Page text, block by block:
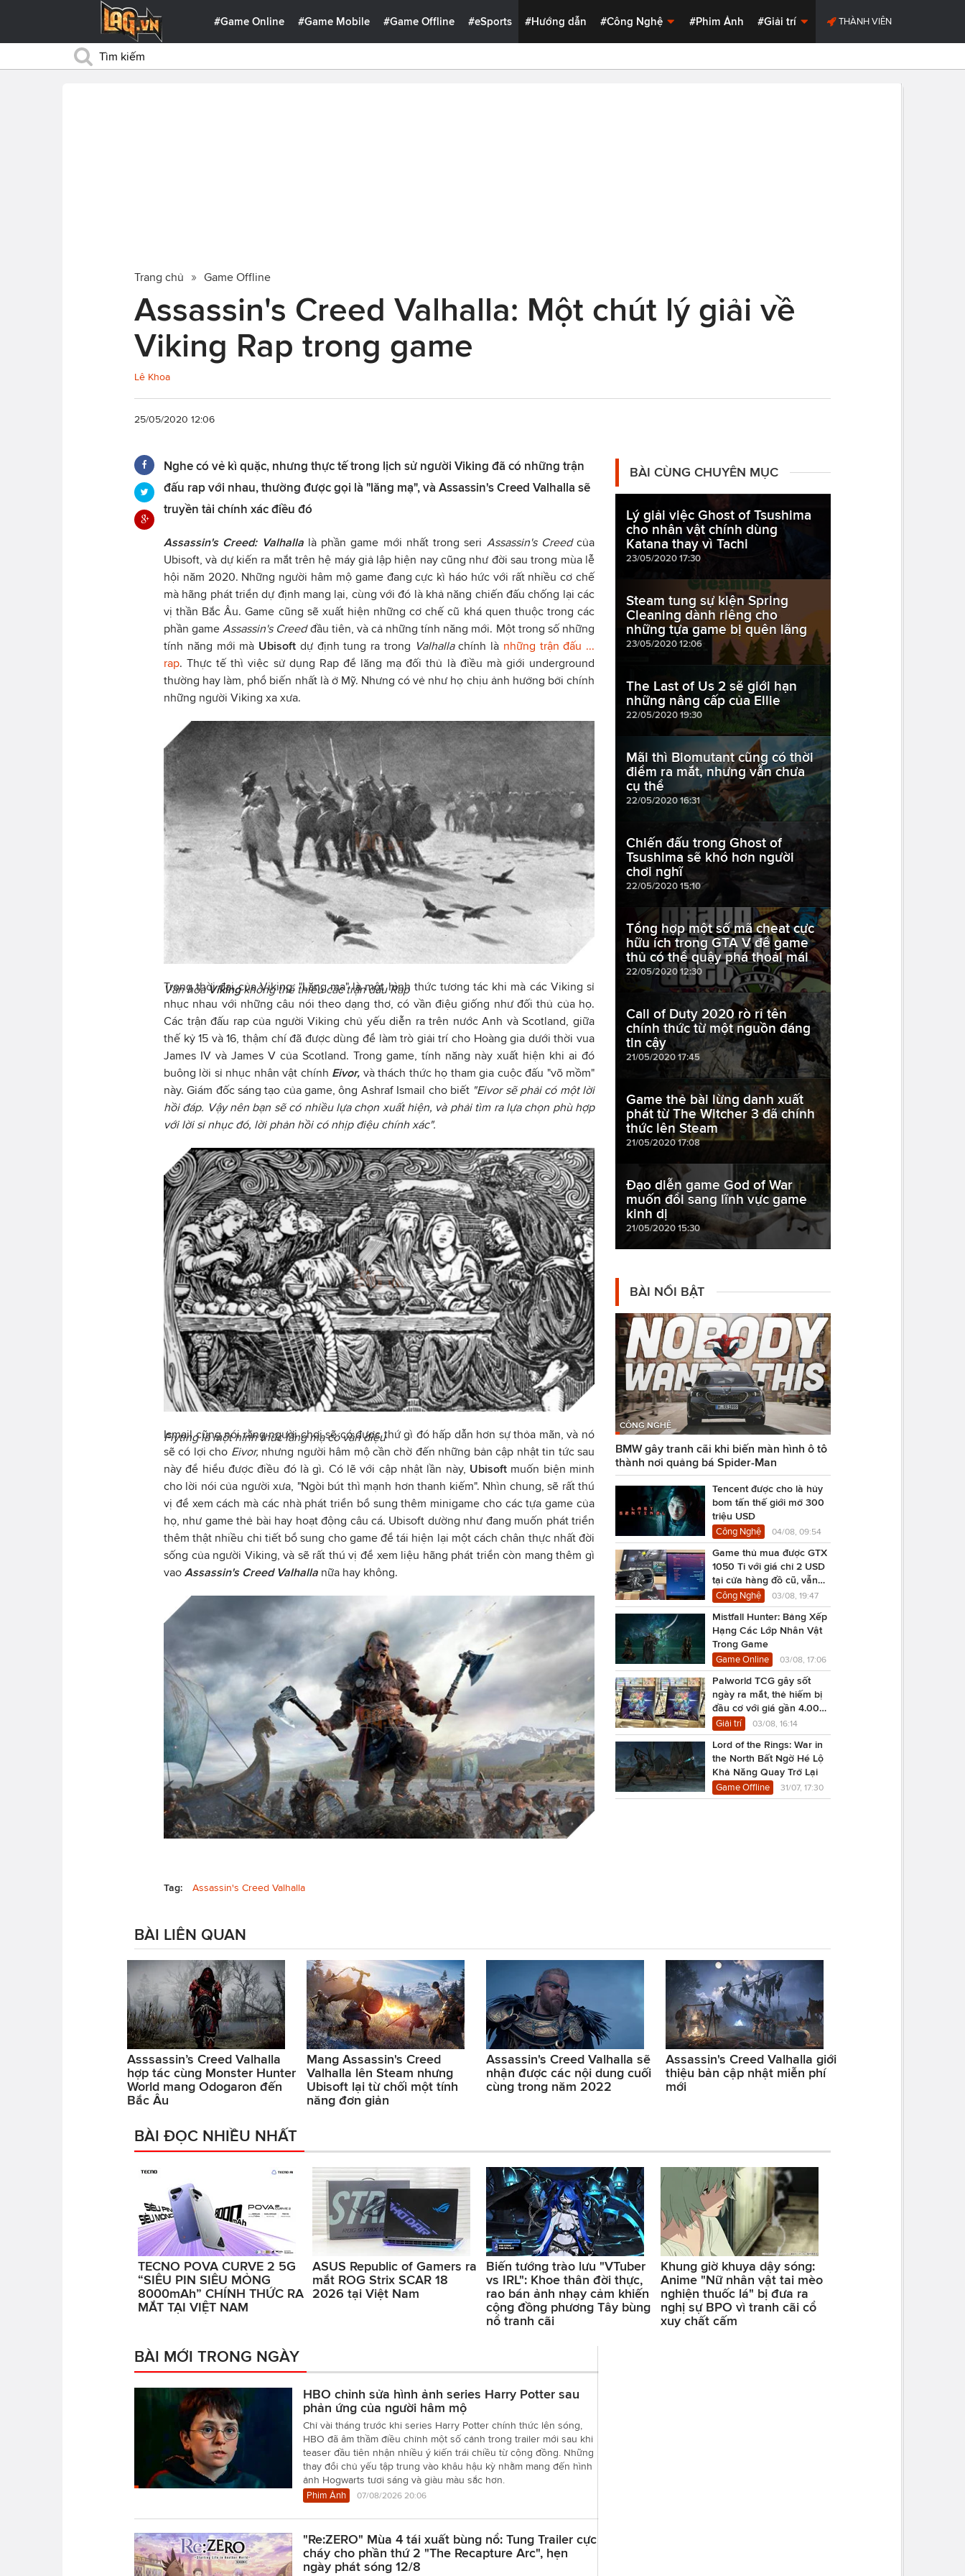
#Game Online #Game Mobile #Game Offline #eSports #Hướng dẫn #Công Nghệ #Phim Ảnh #Giải trí THÀNH VIÊN
Trang chủ Game Offline
Assassin's Creed Valhalla: Một chút lý giải về
Viking Rap trong game
Lê Khoa
25/05/2020 12:06
Nghe có vẻ kì quặc, nhưng thực tế trong lịch sử người Viking đã có những trận
đấu rap với nhau, thường được gọi là "lăng mạ", và Assassin's Creed Valhalla sẽ
truyền tải chính xác điều đó
Assassin's Creed: Valhalla là phần game mới nhất trong seri Assassin's Creed của
Ubisoft, và dự kiến ra mắt trên hệ máy giả lập hiện nay cũng như đời sau trong mùa lễ
hội năm 2020. Những người hâm mộ game đang cực kì háo hức với rất nhiều cơ chế
mà hãng phát triển dự định mang lại, cùng với đó là khả năng chiến đấu chống lại các
vị thần Bắc Âu. Game cũng sẽ xuất hiện những cơ chế cũ khá quen thuộc trong các
phần game Assassin's Creedđầu tiên, và cả những tính năng mới. Một trong số những
tính năng mới mà Ubisoft dự định tung ra trong Valhallachính là những trận đấu ...
rap. Thực tế thì việc sử dụng Rap để lăng mạ đối thủ là điều mà giới underground
thường hay làm, phổ biến nhất là ở Mỹ. Nhưng có vẻ như họ chịu ảnh hưởng bởi chính
những người Viking xa xưa.
Văn hóaVikingkhông thể thiếu các trận đấu Rap
Trong thời đại của Viking, "Lăng mạ" là một hình thức tương tác khi mà các Viking sỉ
nhục nhau với những câu nói theo dạng thơ, có vần điệu giống như đối thủ của họ.
Các trận đấu rap của người Viking chủ yếu diễn ra trên nước Anh và Scotland, giữa
thế kỷ 15 và 16, thậm chí đã được dùng để làm trò giải trí cho Hoàng gia dưới thời vua
James IV và James V của Scotland. Trong game, tính năng này xuất hiện khi ai đó
buông lời sỉ nhục nhân vật chính Eivor, và thách thức họ tham gia cuộc đấu "võ mồm"
này. Giám đốc sáng tạo của game, ông Ashraf Ismail cho biết "Eivor sẽ phải có một lời
hồi đáp. Vậy nên bạn sẽ có nhiều lựa chọn xuất hiện, và phải tìm ra lựa chọn phù hợp
với lời sỉ nhục đó, lời phản hồi có nhịp điệu chính xác".
Flyting là một hình thức lăng mạ có vần điệu
Ismail cũng nói rằng người chơi sẽ có được thứ gì đó hấp dẫn hơn sự thỏa mãn, và nó
sẽ có lợi cho Eivor, nhưng người hâm mộ cần chờ đến những bản cập nhật tin tức sau
này để hiểu được điều đó là gì. Có lẽ với cập nhật lần này, Ubisoft muốn biện minh
cho lời nói của người xưa, "Ngòi bút thì mạnh hơn thanh kiếm". Nhìn chung, sẽ rất thú
vị để xem cách mà các nhà phát triển bổ sung thêm minigame cho các tựa game của
họ, như game thẻ bài hay hoạt động câu cá. Ubisoft dường như đang muốn phát triển
thêm thật nhiều chi tiết bổ sung cho game để tái hiện lại một cách chân thực nhất đời
sống của người Viking, và sẽ rất thú vị để xem liệu hãng phát triển còn mang thêm gì
vao Assassin's Creed Valhalla nữa hay không.
Tag: Assassin's Creed Valhalla
BÀI CÙNG CHUYÊN MỤC
Lý giải việc Ghost of Tsushima
cho nhân vật chính dùng
Katana thay vì Tachi
23/05/2020 17:30
Steam tung sự kiện Spring
Cleaning dành riêng cho
những tựa game bị quên lãng
23/05/2020 12:06
The Last of Us 2 sẽ giới hạn
những nâng cấp của Ellie
22/05/2020 19:30
Mãi thì Biomutant cũng có thời
điểm ra mắt, nhưng vẫn chưa
cụ thể
22/05/2020 16:31
Chiến đấu trong Ghost of
Tsushima sẽ khó hơn người
chơi nghĩ
22/05/2020 15:10
Tổng hợp một số mã cheat cực
hữu ích trong GTA V để game
thủ có thể quậy phá thoải mái
22/05/2020 12:30
Call of Duty 2020 rò rỉ tên
chính thức từ một nguồn đáng
tin cậy
21/05/2020 17:45
Game thẻ bài lừng danh xuất
phát từ The Witcher 3 đã chính
thức lên Steam
21/05/2020 17:08
Đạo diễn game God of War
muốn đổi sang lĩnh vực game
kinh dị
21/05/2020 15:30
BÀI NỔI BẬT
CÔNG NGHỆ
BMW gây tranh cãi khi biến màn hình ô tô
thành nơi quảng bá Spider-Man
Tencent được cho là hủy
bom tấn thế giới mở 300
triệu USD
Công Nghệ 04/08, 09:54
Game thủ mua được GTX
1050 Ti với giá chỉ 2 USD
tại cửa hàng đồ cũ, vẫn
chạy Cyberpunk 2077
Công Nghệ 03/08, 19:47
Mistfall Hunter: Bảng Xếp
Hạng Các Lớp Nhân Vật
Trong Game
Game Online 03/08, 17:06
Palworld TCG gây sốt
ngày ra mắt, thẻ hiếm bị
đầu cơ với giá gần 4.000
USD
Giải trí 03/08, 16:14
Lord of the Rings: War in
the North Bất Ngờ Hé Lộ
Khả Năng Quay Trở Lại
Game Offline 31/07, 17:30
BÀI LIÊN QUAN
Asssassin’s Creed Valhalla
hợp tác cùng Monster Hunter
World mang Odogaron đến
Bắc Âu
Mang Assassin's Creed
Valhalla lên Steam nhưng
Ubisoft lại từ chối một tính
năng đơn giản
Assassin's Creed Valhalla sẽ
nhận được các nội dung cuối
cùng trong năm 2022
Assassin's Creed Valhalla giới
thiệu bản cập nhật miễn phí
mới
BÀI ĐỌC NHIỀU NHẤT
TECNO POVA CURVE 2 5G
“SIÊU PIN SIÊU MỎNG
8000mAh” CHÍNH THỨC RA
MẮT TẠI VIỆT NAM
ASUS Republic of Gamers ra
mắt ROG Strix SCAR 18
2026 tại Việt Nam
Biến tướng trào lưu "VTuber
vs IRL": Khoe thân đời thực,
rao bán ảnh nhạy cảm khiến
cộng đồng phương Tây bùng
nổ tranh cãi
Khung giờ khuya dậy sóng:
Anime "Nữ nhân vật tai mèo
nghiện thuốc lá" bị đưa ra
nghị sự BPO vì tranh cãi cổ
xuy chất cấm
BÀI MỚI TRONG NGÀY
HBO chỉnh sửa hình ảnh series Harry Potter sau
phản ứng của người hâm mộ
Chỉ vài tháng trước khi series Harry Potter chính thức lên sóng,
HBO đã âm thầm điều chỉnh một số cảnh trong trailer mới sau khi
teaser đầu tiên nhận nhiều ý kiến trái chiều từ cộng đồng. Những
thay đổi chủ yếu tập trung vào khâu hậu kỳ nhằm mang đến hình
ảnh Hogwarts tươi sáng và giàu màu sắc hơn.
Phim Ảnh
07/08/2026 20:06
"Re:ZERO" Mùa 4 tái xuất bùng nổ: Tung Trailer cực
cháy cho phần thứ 2 "The Recapture Arc", hẹn
ngày phát sóng 12/8